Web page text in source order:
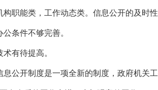
职能类，工作动态类。信息公开的及时性
条件不够完善。
有待提高。
公开制度是一项全新的制度，政府机关